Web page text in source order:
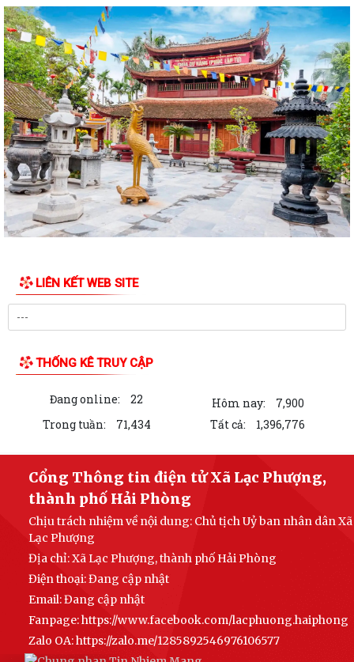
LIÊN KẾT WEB SITE
THỐNG KÊ TRUY CẬP
Đang online: 22 Hôm nay:
7,900
Trong tuần:
71,434 Tất cả: 1,396,776
Cổng Thông tin điện tử Xã Lạc Phượng,
thành phố Hải Phòng
Chịu trách nhiệm về nội dung: Chủ tịch Uỷ ban nhân dân Xã
Lạc Phượng
Địa chỉ: Xã Lạc Phượng, thành phố Hải Phòng
Điện thoại: Đang cập nhật
Email:Đang cập nhật
Fanpage: https://www.facebook.com/lacphuong.haiphong
Zalo OA: https://zalo.me/1285892546976106577